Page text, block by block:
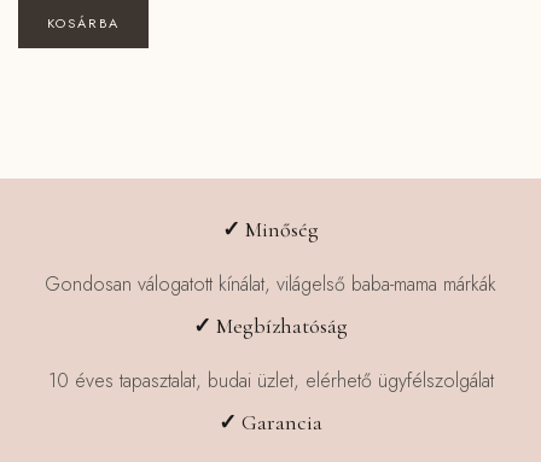
KOSÁRBA
✓ Minőség
Gondosan válogatott kínálat, világelső baba-mama márkák
✓ Megbízhatóság
10 éves tapasztalat, budai üzlet, elérhető ügyfélszolgálat
✓ Garancia